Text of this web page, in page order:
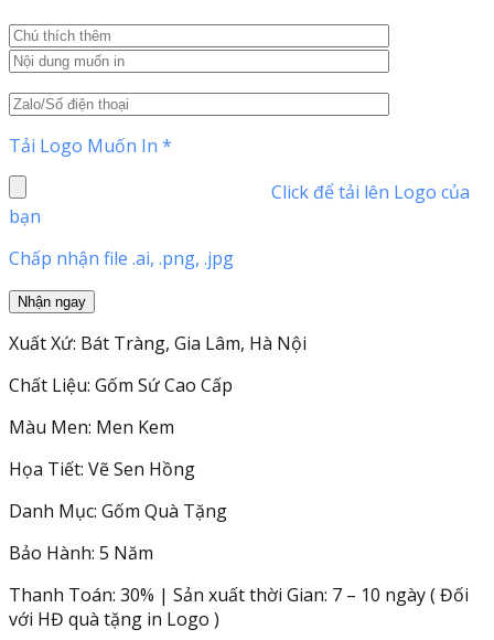
Tải Logo Muốn In *
Click để tải lên Logo của
bạn
Chấp nhận file .ai, .png, .jpg
Xuất Xứ: Bát Tràng, Gia Lâm, Hà Nội
Chất Liệu: Gốm Sứ Cao Cấp
Màu Men: Men Kem
Họa Tiết: Vẽ Sen Hồng
Danh Mục: Gốm Quà Tặng
Bảo Hành: 5 Năm
Thanh Toán: 30% | Sản xuất thời Gian: 7 – 10 ngày ( Đối
với HĐ quà tặng in Logo )